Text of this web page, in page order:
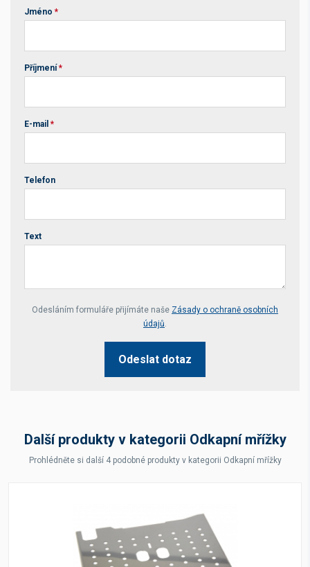
Jméno *
Příjmení *
E-mail *
Telefon
Text
Your website *
Odesláním formuláře přijímáte naše Zásady o ochraně osobních
údajů.
Odeslat dotaz
Další produkty v kategorii Odkapní mřížky
Prohlédněte si další 4 podobné produkty v kategorii Odkapní mřížky